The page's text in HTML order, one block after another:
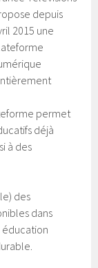
depuis
2015 une
permet
déjà
à des
des
dans
éducation